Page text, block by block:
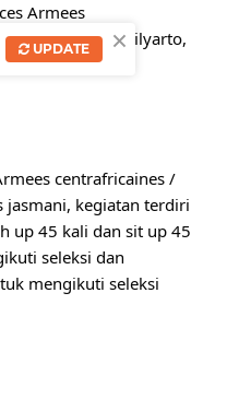
Armees
Czi Irsad Wilyarto,
centrafricaines /
jasmani, kegiatan terdiri
up 45 kali dan sit up 45
seleksi dan
mengikuti seleksi
×
UPDATE